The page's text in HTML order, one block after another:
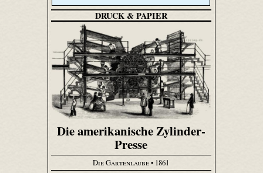
DRUCK & PAPIER
Die amerikanische Zylinder-
Presse
Die Gartenlaube• 1861